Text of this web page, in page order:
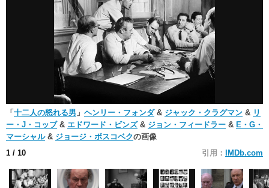
「 十二人の怒れる男 」 ヘンリー・フォンダ& ジャック・クラグマン & リ
ー・J・コッブ& エドワード・ビンズ& ジョン・フィードラー & E・G・
マーシャル& ジョージ・ボスコベクの画像
1 / 10 引用： IMDb.com